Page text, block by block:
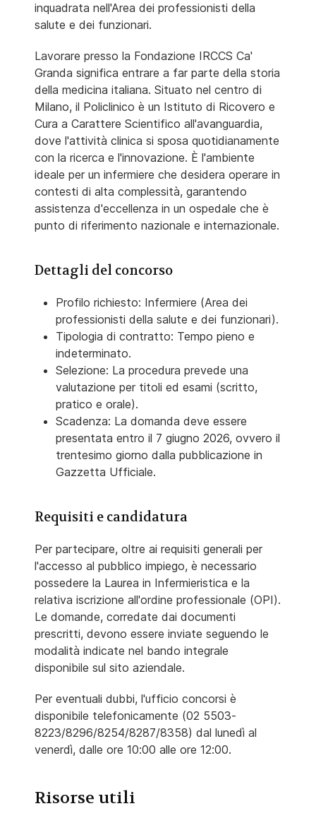
inquadrata nell'Area dei professionisti della
salute e dei funzionari.
Lavorare presso la Fondazione IRCCS Ca'
Granda significa entrare a far parte della storia
della medicina italiana. Situato nel centro di
Milano, il Policlinico è un Istituto di Ricovero e
Cura a Carattere Scientifico all'avanguardia,
dove l'attività clinica si sposa quotidianamente
con la ricerca e l'innovazione. È l'ambiente
ideale per un infermiere che desidera operare in
contesti di alta complessità, garantendo
assistenza d'eccellenza in un ospedale che è
punto di riferimento nazionale e internazionale.
Dettagli del concorso
Profilo richiesto: Infermiere (Area dei
professionisti della salute e dei funzionari).
Tipologia di contratto: Tempo pieno e
indeterminato.
Selezione: La procedura prevede una
valutazione per titoli ed esami (scritto,
pratico e orale).
Scadenza: La domanda deve essere
presentata entro il 7 giugno 2026, ovvero il
trentesimo giorno dalla pubblicazione in
Gazzetta Ufficiale.
Requisiti e candidatura
Per partecipare, oltre ai requisiti generali per
l'accesso al pubblico impiego, è necessario
possedere la Laurea in Infermieristica e la
relativa iscrizione all'ordine professionale (OPI).
Le domande, corredate dai documenti
prescritti, devono essere inviate seguendo le
modalità indicate nel bando integrale
disponibile sul sito aziendale.
Per eventuali dubbi, l'ufficio concorsi è
disponibile telefonicamente (02 5503-
8223/8296/8254/8287/8358) dal lunedì al
venerdì, dalle ore 10:00 alle ore 12:00.
Risorse utili